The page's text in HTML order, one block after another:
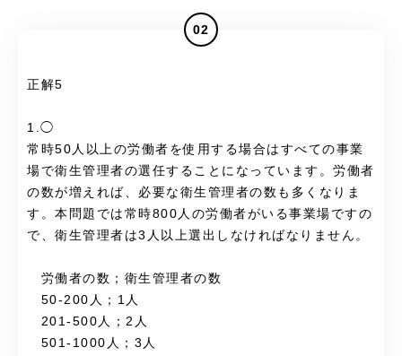
02
正解5
1.◯
常時50人以上の労働者を使用する場合はすべての事業
場で衛生管理者の選任することになっています。労働者
の数が増えれば、必要な衛生管理者の数も多くなりま
す。本問題では常時800人の労働者がいる事業場ですの
で、衛生管理者は3人以上選出しなければなりません。
労働者の数；衛生管理者の数
50-200人；1人
201-500人；2人
501-1000人；3人